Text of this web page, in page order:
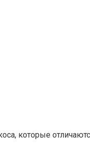
которые